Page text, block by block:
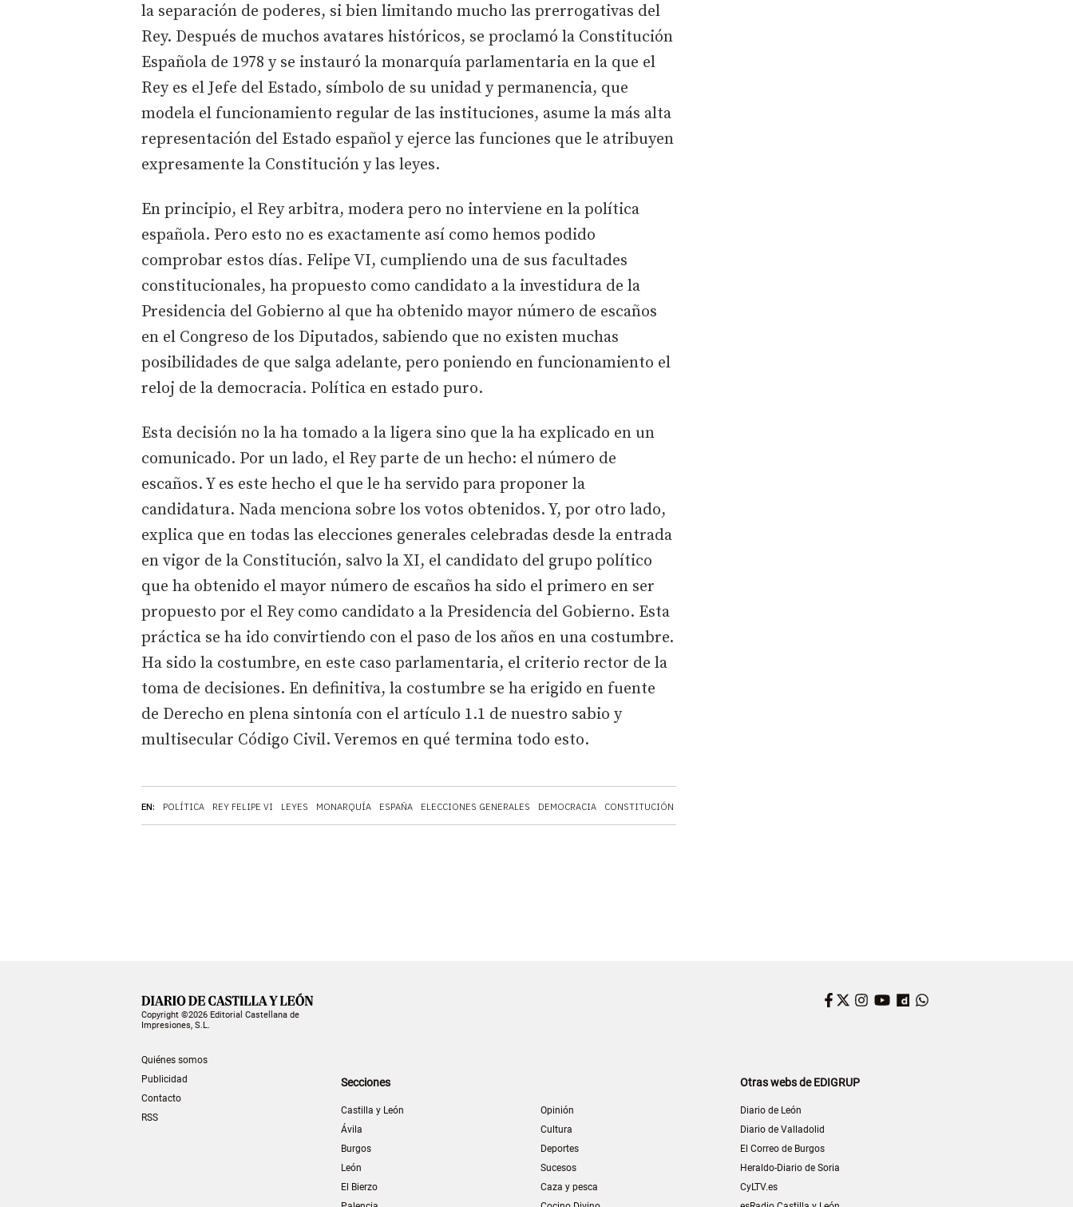
EN: POLÍTICA REY FELIPE VI LEYES MONARQUÍA ESPAÑA ELECCIONES GENERALES DEMOCRACIA CONSTITUCIÓN
la separación de poderes, si bien limitando mucho las prerrogativas del
Rey. Después de muchos avatares históricos, se proclamó la Constitución
Española de 1978 y se instauró la monarquía parlamentaria en la que el
Rey es el Jefe del Estado, símbolo de su unidad y permanencia, que
modela el funcionamiento regular de las instituciones, asume la más alta
representación del Estado español y ejerce las funciones que le atribuyen
expresamente la Constitución y las leyes.
En principio, el Rey arbitra, modera pero no interviene en la política
española. Pero esto no es exactamente así como hemos podido
comprobar estos días. Felipe VI, cumpliendo una de sus facultades
constitucionales, ha propuesto como candidato a la investidura de la
Presidencia del Gobierno al que ha obtenido mayor número de escaños
en el Congreso de los Diputados, sabiendo que no existen muchas
posibilidades de que salga adelante, pero poniendo en funcionamiento el
reloj de la democracia. Política en estado puro.
Esta decisión no la ha tomado a la ligera sino que la ha explicado en un
comunicado. Por un lado, el Rey parte de un hecho: el número de
escaños. Y es este hecho el que le ha servido para proponer la
candidatura. Nada menciona sobre los votos obtenidos. Y, por otro lado,
explica que en todas las elecciones generales celebradas desde la entrada
en vigor de la Constitución, salvo la XI, el candidato del grupo político
que ha obtenido el mayor número de escaños ha sido el primero en ser
propuesto por el Rey como candidato a la Presidencia del Gobierno. Esta
práctica se ha ido convirtiendo con el paso de los años en una costumbre.
Ha sido la costumbre, en este caso parlamentaria, el criterio rector de la
toma de decisiones. En definitiva, la costumbre se ha erigido en fuente
de Derecho en plena sintonía con el artículo 1.1 de nuestro sabio y
multisecular Código Civil. Veremos en qué termina todo esto.
Copyright ©2026 Editorial Castellana de
Impresiones, S.L.
Quiénes somos
Publicidad
Contacto
RSS
Facebook
Twitter
Instagram
YouTube
Dailymotion
Secciones
Castilla y León
Ávila
Burgos
León
El Bierzo
Opinión
Cultura
Deportes
Sucesos
Caza y pesca
Otras webs de EDIGRUP
Diario de León
Diario de Valladolid
El Correo de Burgos
Heraldo-Diario de Soria
CyLTV.es